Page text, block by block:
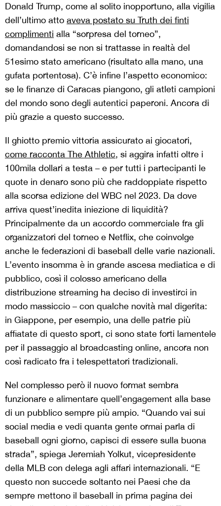
Donald Trump, come al solito inopportuno, alla vigilia
dell’ultimo atto aveva postato su Truth dei finti
complimenti alla “sorpresa del torneo”,
domandandosi se non si trattasse in realtà del
51esimo stato americano (risultato alla mano, una
gufata portentosa). C’è infine l’aspetto economico:
se le finanze di Caracas piangono, gli atleti campioni
del mondo sono degli autentici paperoni. Ancora di
più grazie a questo successo.
Il ghiotto premio vittoria assicurato ai giocatori,
come racconta The Athletic, si aggira infatti oltre i
100mila dollari a testa – e per tutti i partecipanti le
quote in denaro sono più che raddoppiate rispetto
alla scorsa edizione del WBC nel 2023. Da dove
arriva quest’inedita iniezione di liquidità?
Principalmente da un accordo commerciale fra gli
organizzatori del torneo e Netflix, che coinvolge
anche le federazioni di baseball delle varie nazionali.
L’evento insomma è in grande ascesa mediatica e di
pubblico, così il colosso americano della
distribuzione streaming ha deciso di investirci in
modo massiccio – con qualche novità mal digerita:
in Giappone, per esempio, una delle patrie più
affiatate di questo sport, ci sono state forti lamentele
per il passaggio al broadcasting online, ancora non
così radicato fra i telespettatori tradizionali.
Nel complesso però il nuovo format sembra
funzionare e alimentare quell’engagement alla base
di un pubblico sempre più ampio. “Quando vai sui
social media e vedi quanta gente ormai parla di
baseball ogni giorno, capisci di essere sulla buona
strada”, spiega Jeremiah Yolkut, vicepresidente
della MLB con delega agli affari internazionali. “E
questo non succede soltanto nei Paesi che da
sempre mettono il baseball in prima pagina dei